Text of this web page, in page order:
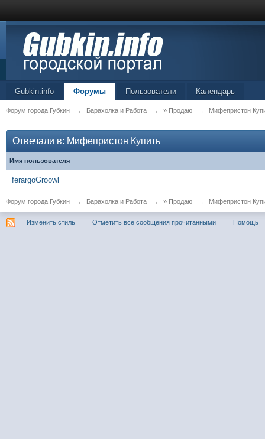
Gubkin.info Форумы Пользователи Календарь
Форум города Губкин → Барахолка и Работа → » Продаю → Мифепристон
Отвечали в: Мифепристон Купить
Имя пользователя
ferargoGroowl
Форум города Губкин → Барахолка и Работа → » Продаю → Мифепристон
Изменить стиль Отметить все сообщения прочитанными Помощь